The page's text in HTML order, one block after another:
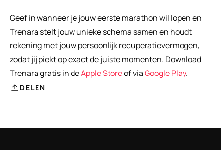
Geef in wanneer je jouw eerste marathon wil lopen en
Trenara stelt jouw unieke schema samen en houdt
rekening met jouw persoonlijk recuperatievermogen,
zodat jij piekt op exact de juiste momenten. Download
Trenara gratis in de Apple Store of via Google Play.
DELEN